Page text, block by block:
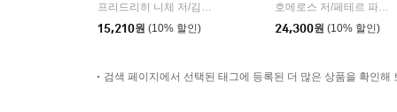
프리드리히 니체 저/김철 편역
15,210원 (10% 할인)
호메로스 저/페테르 파울 루벤스 그림/박문재 역
24,300원 (10% 할인)
검색 페이지에서 선택된 태그에 등록된 더 많은 상품을 확인해